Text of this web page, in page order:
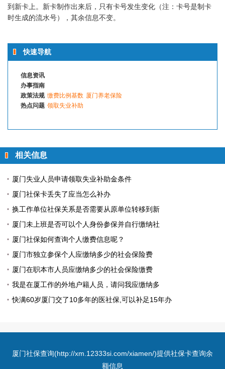
到新卡上。新卡制作出来后，只有卡号发生变化（注：卡号是制卡
时生成的流水号），其余信息不变。
快速导航
信息资讯
办事指南
政策法规 缴费比例基数 厦门养老保险
热点问题 领取失业补助
相关信息
厦门失业人员申请领取失业补助金条件
厦门社保卡丢失了应当怎么补办
换工作单位社保关系是否需要从原单位转移到新
厦门未上班是否可以个人身份参保并自行缴纳社
厦门社保如何查询个人缴费信息呢？
厦门市独立参保个人应缴纳多少的社会保险费
厦门在职本市人员应缴纳多少的社会保险缴费
我是在厦工作的外地户籍人员，请问我应缴纳多
快满60岁厦门交了10多年的医社保,可以补足15年办
厦门社保查询(http://xm.12333si.com/xiamen/)提供社保卡查询余
额信息